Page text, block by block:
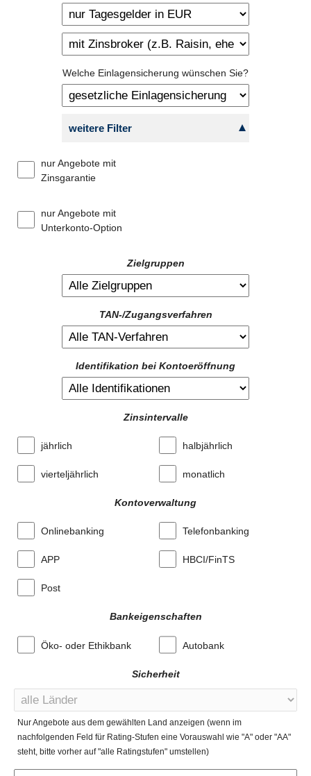
Welche Einlagensicherung wünschen Sie?
weitere Filter
nur Angebote mit
Zinsgarantie
nur Angebote mit
Unterkonto-Option
Zielgruppen
TAN-/Zugangsverfahren
Identifikation bei Kontoeröffnung
Zinsintervalle
jährlich halbjährlich
vierteljährlich monatlich
Kontoverwaltung
Onlinebanking Telefonbanking
APP HBCI/FinTS
Post
Bankeigenschaften
Öko- oder Ethikbank Autobank
Sicherheit
Nur Angebote aus dem gewählten Land anzeigen (wenn im
nachfolgenden Feld für Rating-Stufen eine Vorauswahl wie "A" oder "AA"
steht, bitte vorher auf "alle Ratingstufen" umstellen)